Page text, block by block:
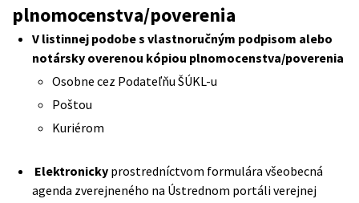
plnomocenstva/poverenia
V listinnej podobe s vlastnoručným podpisom alebo
notársky overenou kópiou plnomocenstva/poverenia
Osobne cez Podateľňu ŠÚKL-u
Poštou
Kuriérom
Elektronicky prostredníctvom formulára všeobecná
agenda zverejneného na Ústrednom portáli verejnej